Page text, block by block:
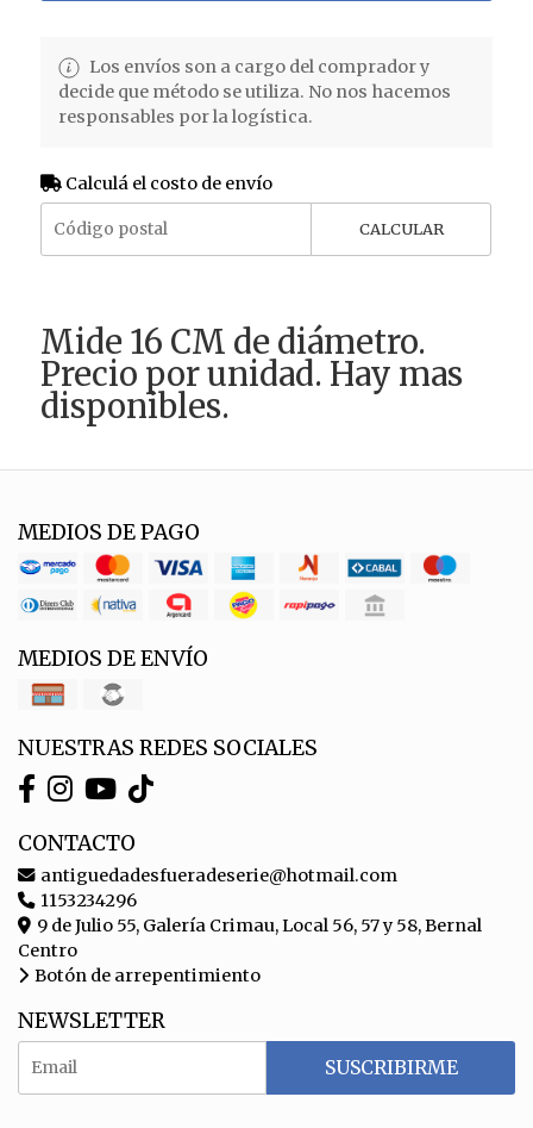
Los envíos son a cargo del comprador y
decide que método se utiliza. No nos hacemos
responsables por la logística.
Calculá el costo de envío
CALCULAR
Mide 16 CM de diámetro.
Precio por unidad. Hay mas
disponibles.
MEDIOS DE PAGO
MEDIOS DE ENVÍO
NUESTRAS REDES SOCIALES
CONTACTO
antiguedadesfueradeserie@hotmail.com
1153234296
9 de Julio 55, Galería Crimau, Local 56, 57 y 58, Bernal
Centro
Botón de arrepentimiento
NEWSLETTER
SUSCRIBIRME